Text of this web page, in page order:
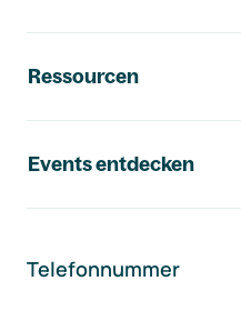
Ressourcen
Events entdecken
Telefonnummer